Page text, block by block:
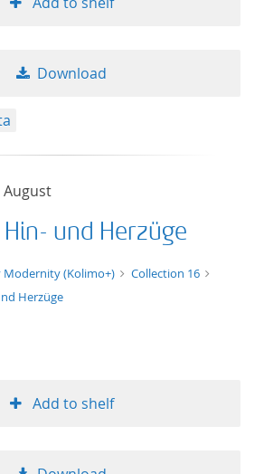
Download
August
und Herzüge
Modernity (Kolimo+)
Collection 16
Herzüge
Add to shelf